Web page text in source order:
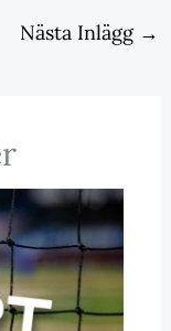
Nästa Inlägg →